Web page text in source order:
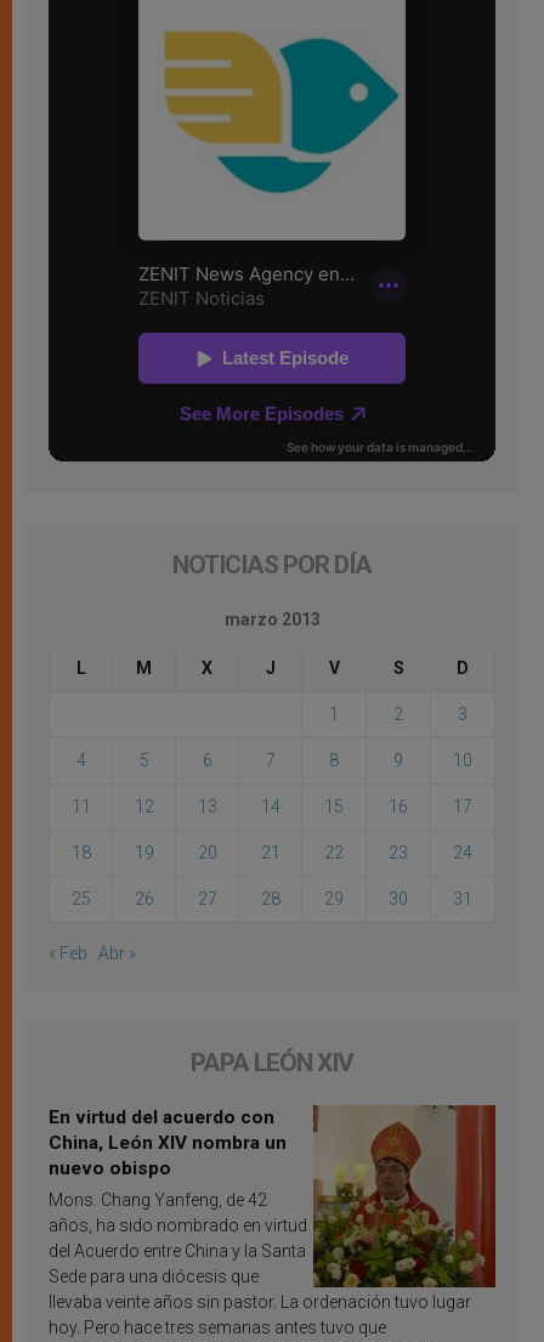
NOTICIAS POR DÍA
marzo 2013
L M X J V S D
1 2 3
4 5 6 7 8 9 10
11 12 13 14 15 16 17
18 19 20 21 22 23 24
25 26 27 28 29 30 31
« Feb Abr »
PAPA LEÓN XIV
En virtud del acuerdo con
China, León XIV nombra un
nuevo obispo
Mons. Chang Yanfeng, de 42
años, ha sido nombrado en virtud
del Acuerdo entre China y la Santa
Sede para una diócesis que
llevaba veinte años sin pastor. La ordenación tuvo lugar
hoy. Pero hace tres semanas antes tuvo que